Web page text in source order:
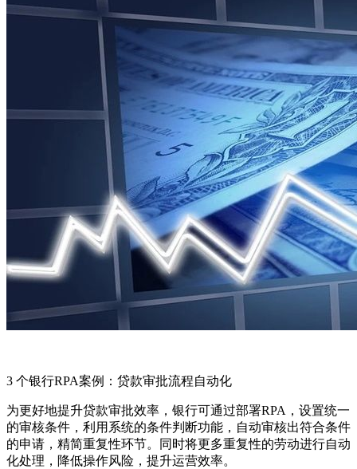
3 个银行RPA案例：贷款审批流程自动化
为更好地提升贷款审批效率，银行可通过部署RPA，设置统一
的审核条件，利用系统的条件判断功能，自动审核出符合条件
的申请，精简重复性环节。同时将更多重复性的劳动进行自动
化处理，降低操作风险，提升运营效率。